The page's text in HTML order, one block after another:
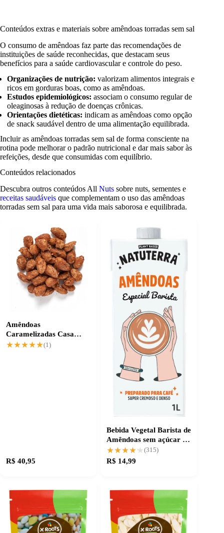
Conteúdos extras e materiais sobre amêndoas torradas sem sal
O consumo de amêndoas faz parte das recomendações de
instituições de saúde reconhecidas, que destacam seus
benefícios para a saúde cardiovascular e controle do peso.
Organizações de nutrição: valorizam alimentos integrais e
ricos em gorduras boas, como as amêndoas.
Estudos epidemiológicos: associam o consumo regular de
oleaginosas à redução de doenças crônicas.
Orientações dietéticas: indicam as amêndoas como opção
de snack saudável dentro de uma alimentação equilibrada.
Incluir as amêndoas torradas sem sal de forma consciente na
rotina pode melhorar o padrão nutricional e dar mais sabor às
refeições, desde que consumidas com equilíbrio.
Conteúdos relacionados
Descubra outros conteúdos All Nuts sobre nuts, sementes e
receitas saudáveis que complementam o uso das amêndoas
torradas sem sal para uma vida mais saborosa e equilibrada.
Amêndoas
Caramelizadas Casa
Santa Luzia: crocância e
★★★★★
★★★★★(1)
R$ 40,95
Bebida Vegetal Barista de
Amêndoas sem açúcar e
livre de lactose
★★★★★
★★★★★(315)
R$ 14,99